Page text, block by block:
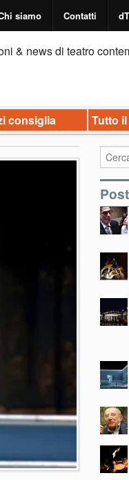
siamo Contatti
& news di teatro
consiglia Tutto